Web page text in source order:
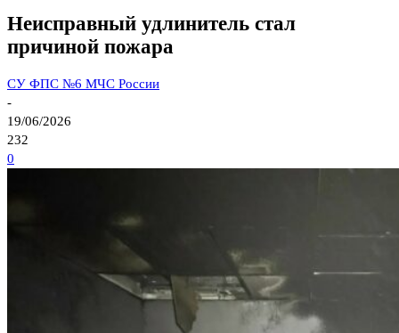
Неисправный удлинитель стал
причиной пожара
СУ ФПС №6 МЧС России
-
19/06/2026
232
0